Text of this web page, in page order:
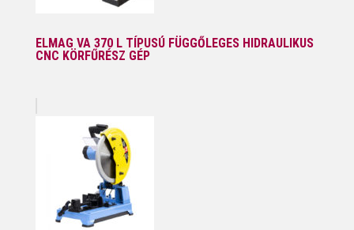
ELMAG VA 370 L TÍPUSÚ FÜGGŐLEGES HIDRAULIKUS
CNC KÖRFŰRÉSZ GÉP